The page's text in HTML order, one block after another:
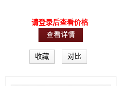
请登录后查看价格
查看详情
收藏 对比